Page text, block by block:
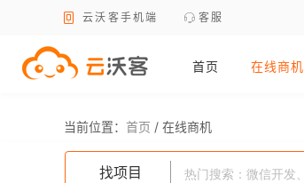
云沃客手机端 客服
首页 在线商机
当前位置： 首页 / 在线商机
找项目